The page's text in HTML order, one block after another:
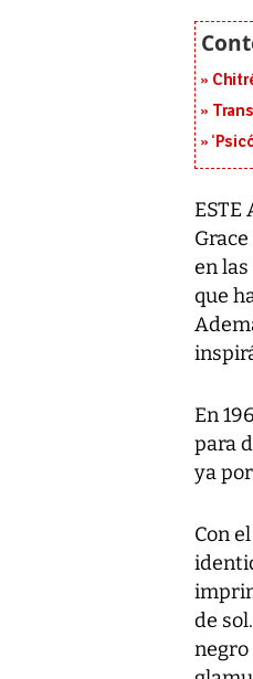
ESTE
en
que
En
para
ya
Con
de
negro